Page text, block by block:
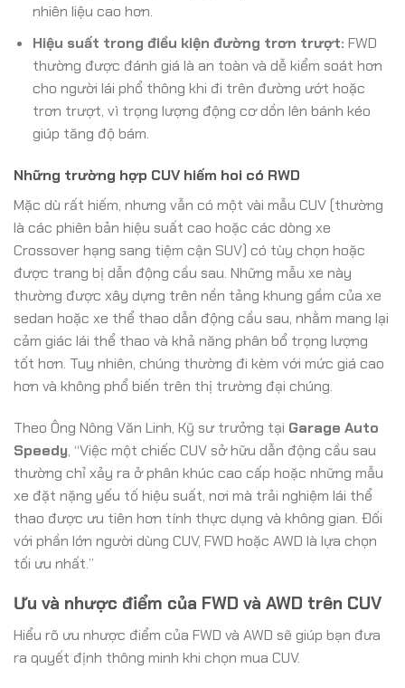
nhiên liệu cao hơn.
Hiệu suất trong điều kiện đường trơn trượt: FWD
thường được đánh giá là an toàn và dễ kiểm soát hơn
cho người lái phổ thông khi đi trên đường ướt hoặc
trơn trượt, vì trọng lượng động cơ dồn lên bánh kéo
giúp tăng độ bám.
Những trường hợp CUV hiếm hoi có RWD
Mặc dù rất hiếm, nhưng vẫn có một vài mẫu CUV (thường
là các phiên bản hiệu suất cao hoặc các dòng xe
Crossover hạng sang tiệm cận SUV) có tùy chọn hoặc
được trang bị dẫn động cầu sau. Những mẫu xe này
thường được xây dựng trên nền tảng khung gầm của xe
sedan hoặc xe thể thao dẫn động cầu sau, nhằm mang lại
cảm giác lái thể thao và khả năng phân bổ trọng lượng
tốt hơn. Tuy nhiên, chúng thường đi kèm với mức giá cao
hơn và không phổ biến trên thị trường đại chúng.
Theo Ông Nông Văn Linh, Kỹ sư trưởng tại Garage Auto
Speedy, “Việc một chiếc CUV sở hữu dẫn động cầu sau
thường chỉ xảy ra ở phân khúc cao cấp hoặc những mẫu
xe đặt nặng yếu tố hiệu suất, nơi mà trải nghiệm lái thể
thao được ưu tiên hơn tính thực dụng và không gian. Đối
với phần lớn người dùng CUV, FWD hoặc AWD là lựa chọn
tối ưu nhất.”
Ưu và nhược điểm của FWD và AWD trên CUV
Hiểu rõ ưu nhược điểm của FWD và AWD sẽ giúp bạn đưa
ra quyết định thông minh khi chọn mua CUV.